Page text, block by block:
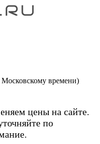
времени)
цены на сайте.
по